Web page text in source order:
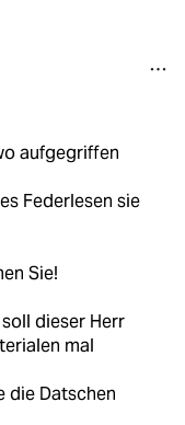
aufgegriffen
Federlesen sie
Sie!
dieser Herr
mal
die Datschen